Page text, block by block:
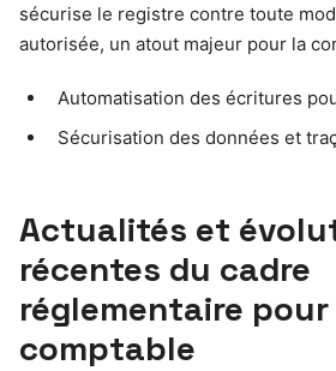
sécurise le registre contre toute
autorisée, un atout majeur pour la
Automatisation des écritures
Sécurisation des données et
Actualités et
récentes du cadre
réglementaire
comptable